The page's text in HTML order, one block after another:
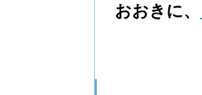
おおきに、